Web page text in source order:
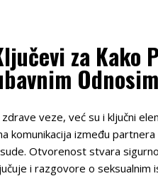
za Kako
veze, već su i ključni
komunikacija između
Otvorenost stvara
i razgovore o